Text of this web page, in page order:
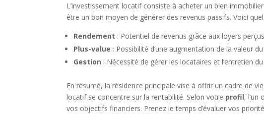
L’investissement locatif consiste à acheter un bien
être un bon moyen de générer des revenus passifs. Voici
Rendement : Potentiel de revenus grâce aux loyers
Plus-value : Possibilité d’une augmentation de la valeur
Gestion : Nécessité de gérer les locataires et l’entretien du
En résumé, la résidence principale vise à offrir un cadre de
locatif se concentre sur la rentabilité. Selon votre profil, l’un
vos objectifs financiers. Prenez le temps d’évaluer vos